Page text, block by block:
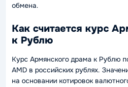
обмена.
Как считается курс
к Рублю
Курс Армянского драма к Рублю
AMD в российских рублях.
на основании котировок